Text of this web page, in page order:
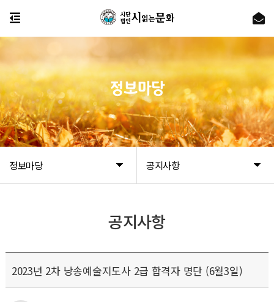
정보마당 공지사항
정보마당
공지사항
2023년 2차 낭송예술지도사 2급 합격자 명단 (6월3일)